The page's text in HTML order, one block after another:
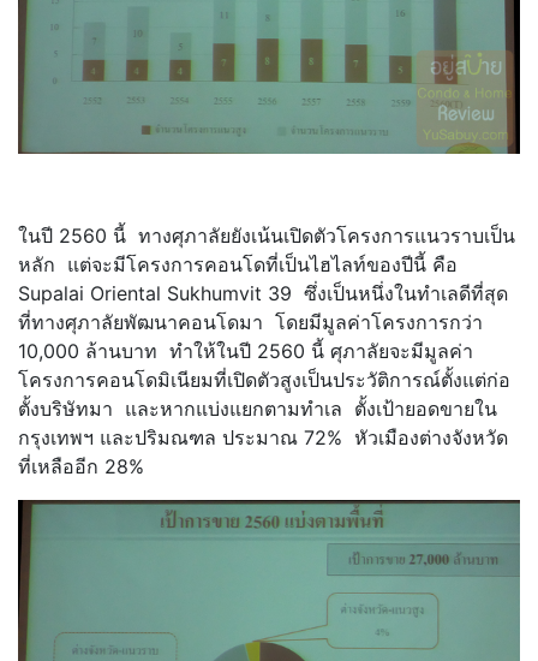
ในปี 2560 นี้ ทางศุภาลัยยังเน้นเปิดตัวโครงการแนวราบเป็น
หลัก แต่จะมีโครงการคอนโดที่เป็นไฮไลท์ของปีนี้ คือ
Supalai Oriental Sukhumvit 39 ซึ่งเป็นหนึ่งในทำเลดีที่สุด
ที่ทางศุภาลัยพัฒนาคอนโดมา โดยมีมูลค่าโครงการกว่า
10,000 ล้านบาท ทำให้ในปี 2560 นี้ ศุภาลัยจะมีมูลค่า
โครงการคอนโดมิเนียมที่เปิดตัวสูงเป็นประวัติการณ์ตั้งแต่ก่อ
ตั้งบริษัทมา และหากแบ่งแยกตามทำเล ตั้งเป้ายอดขายใน
กรุงเทพฯ และปริมณฑล ประมาณ 72% หัวเมืองต่างจังหวัด
ที่เหลืออีก 28%